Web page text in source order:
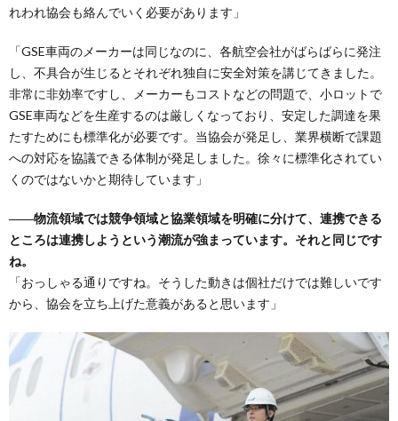
れわれ協会も絡んでいく必要があります」
「GSE車両のメーカーは同じなのに、各航空会社がばらばらに発注
し、不具合が生じるとそれぞれ独自に安全対策を講じてきました。
非常に非効率ですし、メーカーもコストなどの問題で、小ロットで
GSE車両などを生産するのは厳しくなっており、安定した調達を果
たすためにも標準化が必要です。当協会が発足し、業界横断で課題
への対応を協議できる体制が発足しました。徐々に標準化されてい
くのではないかと期待しています」
――物流領域では競争領域と協業領域を明確に分けて、連携できる
ところは連携しようという潮流が強まっています。それと同じです
ね。
「おっしゃる通りですね。そうした動きは個社だけでは難しいです
から、協会を立ち上げた意義があると思います」